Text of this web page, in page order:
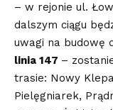
– w rejonie ul.
dalszym ciągu
uwagi na budowę
linia 147 –
trasie: Nowy
Pielęgniarek,